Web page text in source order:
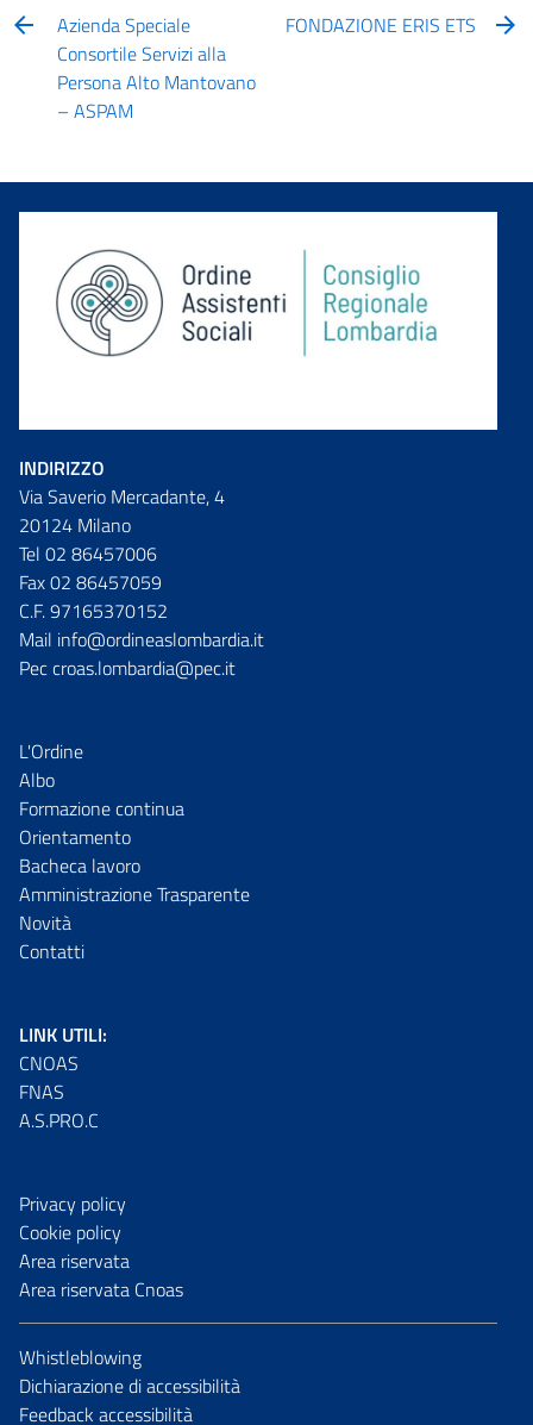
Azienda Speciale
Consortile Servizi alla
Persona Alto Mantovano
– ASPAM
FONDAZIONE ERIS ETS
INDIRIZZO
Via Saverio Mercadante, 4
20124 Milano
Tel 02 86457006
Fax 02 86457059
C.F. 97165370152
Mail info@ordineaslombardia.it
Pec croas.lombardia@pec.it
L'Ordine
Albo
Formazione continua
Orientamento
Bacheca lavoro
Amministrazione Trasparente
Novità
Contatti
LINK UTILI:
CNOAS
FNAS
A.S.PRO.C
Privacy policy
Cookie policy
Area riservata
Area riservata Cnoas
Whistleblowing
Dichiarazione di accessibilità
Feedback accessibilità